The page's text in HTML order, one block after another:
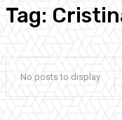
Tag:
No posts to display